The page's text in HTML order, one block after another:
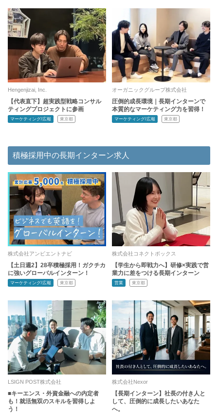
Hengenjizai, Inc.
【代表直下】超実践型戦略コンサル
ティングプロジェクトに参画
マーケティング/広報 東京都
オーガニックグループ株式会社
圧倒的成長環境｜長期インターンで
本質的なマーケティング力を習得！
マーケティング/広報 東京都
積極採用中の長期インターン求人
株式会社アンビエントナビ
【土日週2】28卒積極採用！ガクチカ
に強いグローバルインターン！
マーケティング/広報 東京都
株式会社コネクトボックス
【学生から即戦力へ】研修×実践で営
業力に差をつける長期インターン
営業 東京都
LSIGN POST株式会社
■キーエンス・外資金融への内定者
も！就活無双のスキルを習得しよ
う！
株式会社Nexor
【長期インターン】社長の付き人と
して、圧倒的に成長したいあなた
へ。